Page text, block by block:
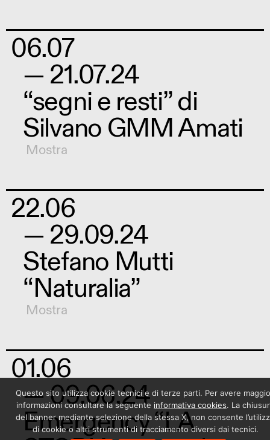
06.07
— 21.07.24
“segni e resti” di
Silvano GMM Amati
Mostra
22.06
— 29.09.24
Stefano Mutti
“Naturalia”
Mostra
01.06
— 09.06.24
Emergency “LA
Questo sito utilizza cookie tecnici e di terze parti. Per avere
informazioni consultare la seguente informativa cookies. La
del banner mediante selezione della stessa X, non consente
di cookie o altri strumenti di tracciamento diversi dai tecnici.